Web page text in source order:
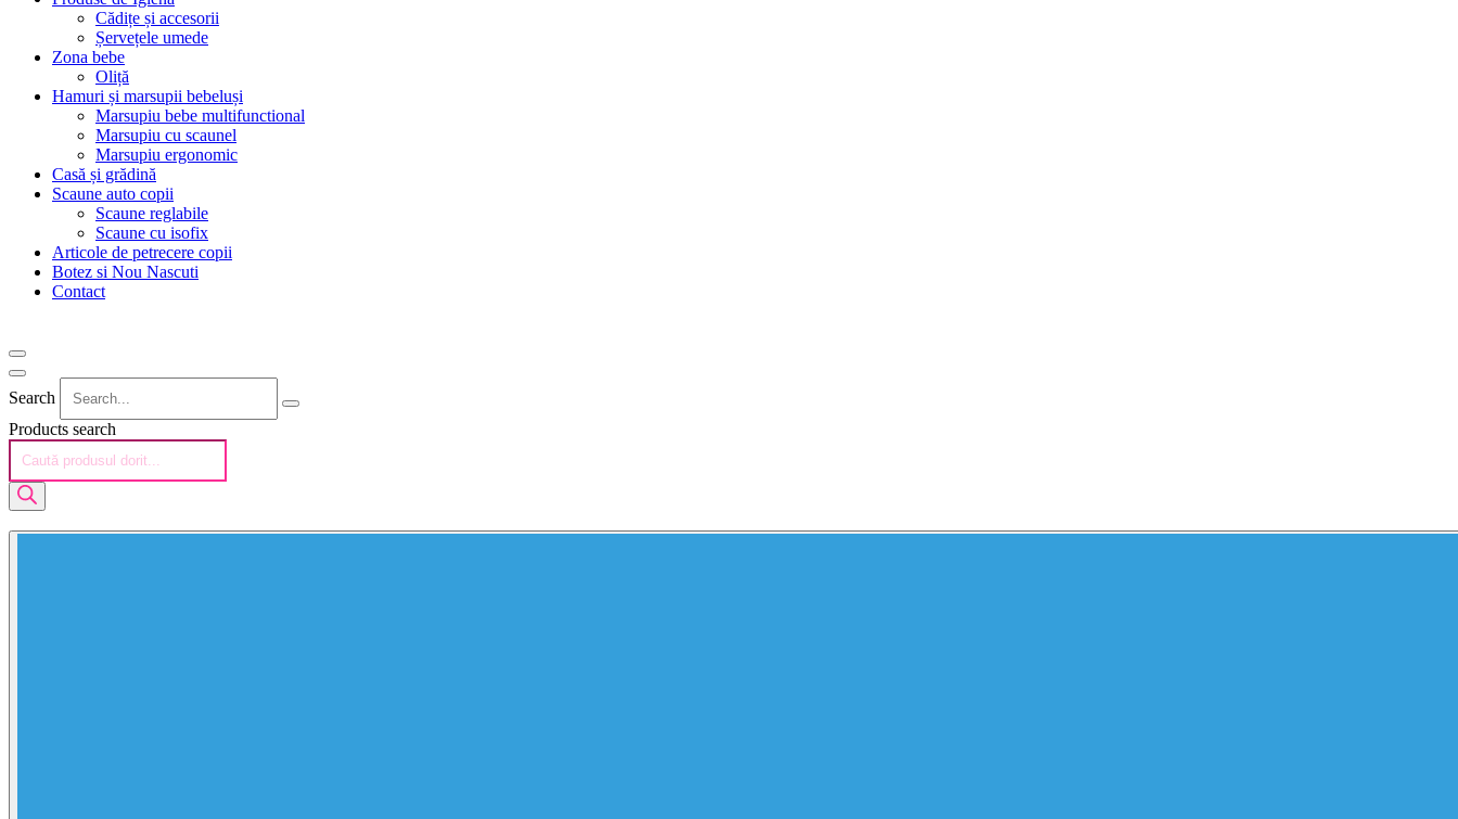
Cădițe și accesorii
Șervețele umede
Zona bebe
Oliță
Hamuri și marsupii bebeluși
Marsupiu bebe multifunctional
Marsupiu cu scaunel
Marsupiu ergonomic
Casă și grădină
Scaune auto copii
Scaune reglabile
Scaune cu isofix
Articole de petrecere copii
Botez si Nou Nascuti
Contact
Search
Products search